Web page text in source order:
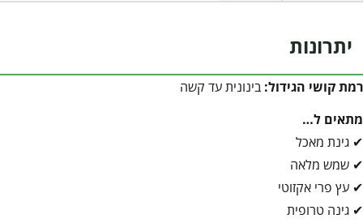
יתרונות
רמת קושי הגידול: בינונית עד קשה
מתאים ל…
✔ גינת מאכל
✔ שמש מלאה
✔ עץ פרי אקזוטי
✔ גינה טרופית